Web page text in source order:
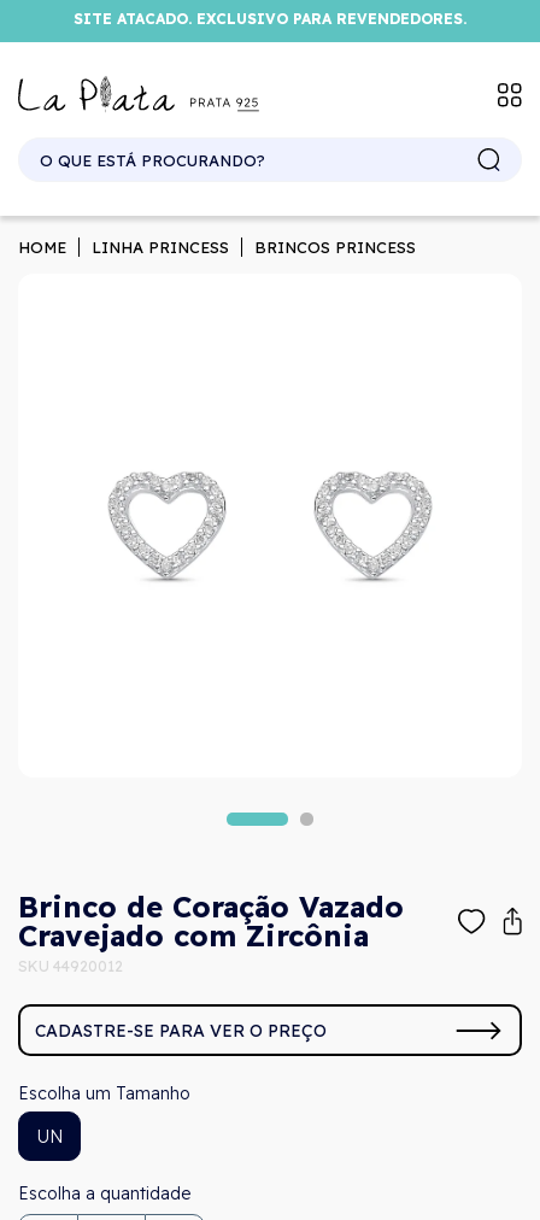
SITE ATACADO. EXCLUSIVO PARA REVENDEDORES.
HOME LINHA PRINCESS BRINCOS PRINCESS
Brinco de Coração Vazado
Cravejado com Zircônia
SKU 44920012
CADASTRE-SE PARA VER O PREÇO
Tamanho
UN